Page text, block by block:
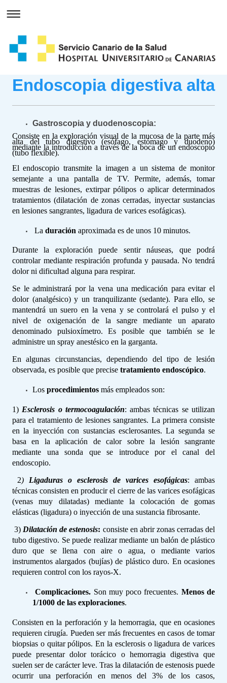
Endoscopia digestiva alta
Gastroscopia y duodenoscopia:
Consiste en la exploración visual de la mucosa de la parte más
alta del tubo digestivo (esófago, estómago y duodeno)
mediante la introducción a través de la boca de un endoscopio
(tubo flexible).
El endoscopio transmite la imagen a un sistema de monitor
semejante a una pantalla de TV. Permite, además, tomar
muestras de lesiones, extirpar pólipos o aplicar determinados
tratamientos (dilatación de zonas cerradas, inyectar sustancias
en lesiones sangrantes, ligadura de varices esofágicas).
La duración aproximada es de unos 10 minutos.
Durante la exploración puede sentir náuseas, que podrá
controlar mediante respiración profunda y pausada. No tendrá
dolor ni dificultad alguna para respirar.
Se le administrará por la vena una medicación para evitar el
dolor (analgésico) y un tranquilizante (sedante). Para ello, se
mantendrá un suero en la vena y se controlará el pulso y el
nivel de oxigenación de la sangre mediante un aparato
denominado pulsioxímetro. Es posible que también se le
administre un spray anestésico en la garganta.
En algunas circunstancias, dependiendo del tipo de lesión
observada, es posible que precise tratamiento endoscópico.
Los procedimientos más empleados son:
1) Esclerosis o termocoagulación: ambas técnicas se utilizan
para el tratamiento de lesiones sangrantes. La primera consiste
en la inyección con sustancias esclerosantes. La segunda se
basa en la aplicación de calor sobre la lesión sangrante
mediante una sonda que se introduce por el canal del
endoscopio.
2) Ligaduras o esclerosis de varices esofágicas: ambas
técnicas consisten en producir el cierre de las varices esofágicas
(venas muy dilatadas) mediante la colocación de gomas
elásticas (ligadura) o inyección de una sustancia fibrosante.
3) Dilatación de estenosis: consiste en abrir zonas cerradas del
tubo digestivo. Se puede realizar mediante un balón de plástico
duro que se llena con aire o agua, o mediante varios
instrumentos alargados (bujías) de plástico duro. En ocasiones
requieren control con los rayos-X.
Complicaciones. Son muy poco frecuentes. Menos de
1/1000 de las exploraciones.
Consisten en la perforación y la hemorragia, que en ocasiones
requieren cirugía. Pueden ser más frecuentes en casos de tomar
biopsias o quitar pólipos. En la esclerosis o ligadura de varices
puede presentar dolor torácico o hemorragia digestiva que
suelen ser de carácter leve. Tras la dilatación de estenosis puede
ocurrir una perforación en menos del 3% de los casos,